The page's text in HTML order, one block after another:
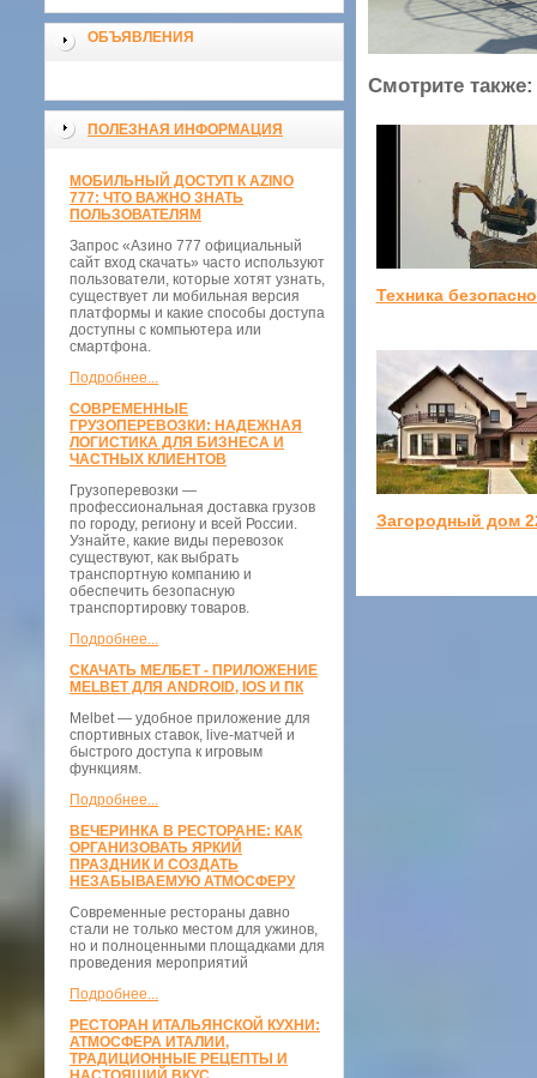
ОБЪЯВЛЕНИЯ
ПОЛЕЗНАЯ ИНФОРМАЦИЯ
МОБИЛЬНЫЙ ДОСТУП К AZINO
777: ЧТО ВАЖНО ЗНАТЬ
ПОЛЬЗОВАТЕЛЯМ
Запрос «Азино 777 официальный
сайт вход скачать» часто используют
пользователи, которые хотят узнать,
существует ли мобильная версия
платформы и какие способы доступа
доступны с компьютера или
смартфона.
Подробнее...
СОВРЕМЕННЫЕ
ГРУЗОПЕРЕВОЗКИ: НАДЕЖНАЯ
ЛОГИСТИКА ДЛЯ БИЗНЕСА И
ЧАСТНЫХ КЛИЕНТОВ
Грузоперевозки —
профессиональная доставка грузов
по городу, региону и всей России.
Узнайте, какие виды перевозок
существуют, как выбрать
транспортную компанию и
обеспечить безопасную
транспортировку товаров.
Подробнее...
СКАЧАТЬ МЕЛБЕТ - ПРИЛОЖЕНИЕ
MELBET ДЛЯ ANDROID, IOS И ПК
Melbet — удобное приложение для
спортивных ставок, live-матчей и
быстрого доступа к игровым
функциям.
Подробнее...
ВЕЧЕРИНКА В РЕСТОРАНЕ: КАК
ОРГАНИЗОВАТЬ ЯРКИЙ
ПРАЗДНИК И СОЗДАТЬ
НЕЗАБЫВАЕМУЮ АТМОСФЕРУ
Современные рестораны давно
стали не только местом для ужинов,
но и полноценными площадками для
проведения мероприятий
Подробнее...
РЕСТОРАН ИТАЛЬЯНСКОЙ КУХНИ:
АТМОСФЕРА ИТАЛИИ,
ТРАДИЦИОННЫЕ РЕЦЕПТЫ И
Смотрите также:
Техника
Загородный дом